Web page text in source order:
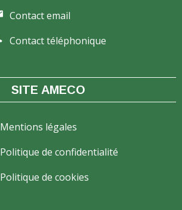
Contact email
Contact téléphonique
SITE AMECO
Mentions légales
Politique de confidentialité
Politique de cookies